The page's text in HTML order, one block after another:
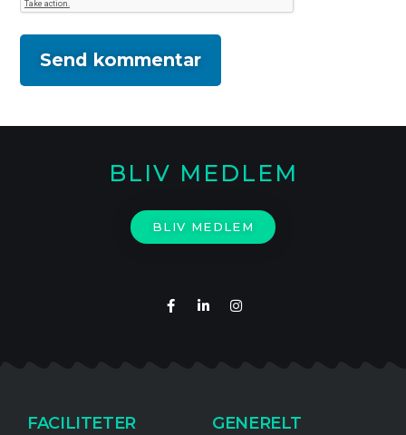
BLIV MEDLEM
BLIV MEDLEM
FACILITETER GENERELT